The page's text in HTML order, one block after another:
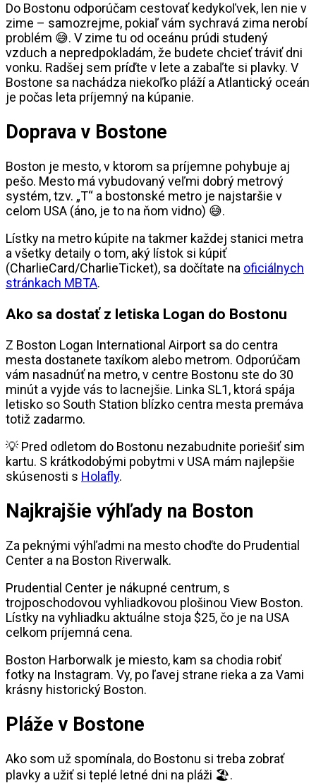
Do Bostonu odporúčam cestovať kedykoľvek, len nie v
zime – samozrejme, pokiaľ vám sychravá zima nerobí
problém 😅. V zime tu od oceánu prúdi studený
vzduch a nepredpokladám, že budete chcieť tráviť dni
vonku. Radšej sem príďte v lete a zabaľte si plavky. V
Bostone sa nachádza niekoľko pláží a Atlantický oceán
je počas leta príjemný na kúpanie.
Doprava v Bostone
Boston je mesto, v ktorom sa príjemne pohybuje aj
pešo. Mesto má vybudovaný veľmi dobrý metrový
systém, tzv. „T“ a bostonské metro je najstaršie v
celom USA (áno, je to na ňom vidno) 😅.
Lístky na metro kúpite na takmer každej stanici metra
a všetky detaily o tom, aký lístok si kúpiť
(CharlieCard/CharlieTicket), sa dočítate na oficiálnych
stránkach MBTA.
Ako sa dostať z letiska Logan do Bostonu
Z Boston Logan International Airport sa do centra
mesta dostanete taxíkom alebo metrom. Odporúčam
vám nasadnúť na metro, v centre Bostonu ste do 30
minút a vyjde vás to lacnejšie. Linka SL1, ktorá spája
letisko so South Station blízko centra mesta premáva
totiž zadarmo.
💡 Pred odletom do Bostonu nezabudnite poriešiť sim
kartu. S krátkodobými pobytmi v USA mám najlepšie
skúsenosti s Holafly.
Najkrajšie výhľady na Boston
Za peknými výhľadmi na mesto choďte do Prudential
Center a na Boston Riverwalk.
Prudential Center je nákupné centrum, s
trojposchodovou vyhliadkovou plošinou View Boston.
Lístky na vyhliadku aktuálne stoja $25, čo je na USA
celkom príjemná cena.
Boston Harborwalk je miesto, kam sa chodia robiť
fotky na Instagram. Vy, po ľavej strane rieka a za Vami
krásny historický Boston.
Pláže v Bostone
Ako som už spomínala, do Bostonu si treba zobrať
plavky a užiť si teplé letné dni na pláži 🏖️.